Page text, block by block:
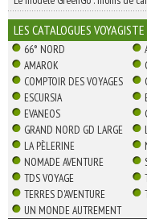
LES CATALOGUES VOYAGISTE
66° NORD
AMAROK
COMPTOIR DES VOYAGES
ESCURSIA
EVANEOS
GRAND NORD GD LARGE
LA PÈLERINE
NOMADE AVENTURE
TDS VOYAGE
TERRES D'AVENTURE
UN MONDE AUTREMENT